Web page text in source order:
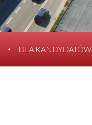
DLA KANDYDATÓW